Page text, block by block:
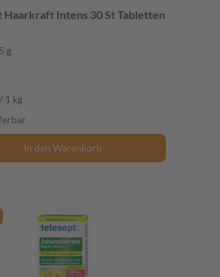
Intens 30 St Tabletten
g
1 kg
In den Warenkorb